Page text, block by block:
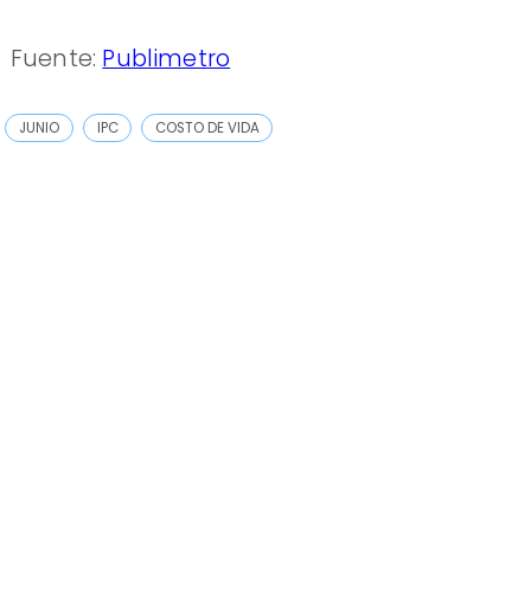
Fuente: Publimetro
JUNIO IPC COSTO DE VIDA